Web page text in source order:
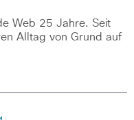
Web 25 Jahre. Seit
Alltag von Grund auf